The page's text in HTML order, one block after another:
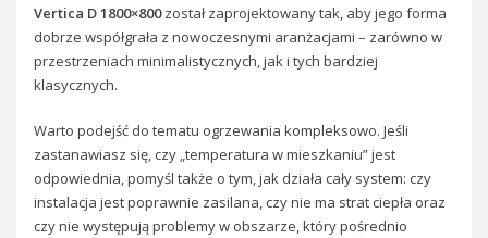
Vertica D 1800×800został zaprojektowany tak, aby jego forma
dobrze współgrała z nowoczesnymi aranżacjami – zarówno w
przestrzeniach minimalistycznych, jak i tych bardziej
klasycznych.
Warto podejść do tematu ogrzewania kompleksowo. Jeśli
zastanawiasz się, czy „temperatura w mieszkaniu” jest
odpowiednia, pomyśl także o tym, jak działa cały system: czy
instalacja jest poprawnie zasilana, czy nie ma strat ciepła oraz
czy nie występują problemy w obszarze, który pośrednio